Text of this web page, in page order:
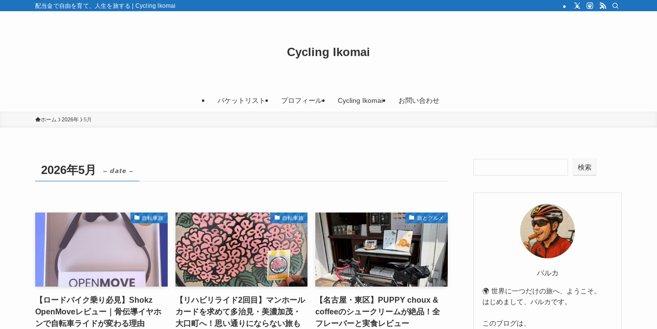
配当金で自由を育て、人生を旅する | Cycling Ikomai
Cycling Ikomai
バケットリスト プロフィール Cycling Ikomai お問い合わせ
ホーム 2026年 5月
2026年5月 – date –
自転車旅
【ロードバイク乗り必見】Shokz
OpenMoveレビュー｜骨伝導イヤホ
ンで自転車ライドが変わる理由
自転車旅
【リハビリライド2回目】マンホール
カードを求めて多治見・美濃加茂・
大口町へ！思い通りにならない旅も
旅とグルメ
【名古屋・東区】PUPPY choux &
coffeeのシュークリームが絶品！全
フレーバーと実食レビュー
検索
バルカ
🌍 世界に一つだけの旅へ、ようこそ。
はじめまして、バルカです。
このブログは、